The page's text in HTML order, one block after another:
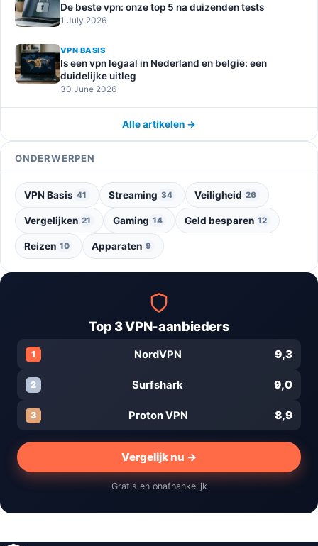
De beste vpn: onze top 5 na duizenden tests
1 July 2026
VPN BASIS
Is een vpn legaal in Nederland en belgië: een
duidelijke uitleg
30 June 2026
Alle artikelen →
ONDERWERPEN
VPN Basis 41 Streaming 34 Veiligheid 26
Vergelijken 21 Gaming 14 Geld besparen 12
Reizen 10 Apparaten 9
Top 3 VPN-aanbieders
1 NordVPN 9,3
2 Surfshark 9,0
3 Proton VPN 8,9
Vergelijk nu →
Gratis en onafhankelijk